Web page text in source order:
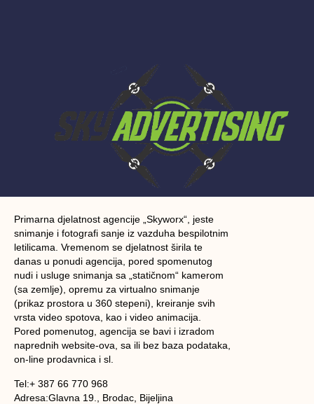
Primarna djelatnost agencije „Skyworx“, jeste
snimanje i fotografi sanje iz vazduha bespilotnim
letilicama. Vremenom se djelatnost širila te
danas u ponudi agencija, pored spomenutog
nudi i usluge snimanja sa „statičnom“ kamerom
(sa zemlje), opremu za virtualno snimanje
(prikaz prostora u 360 stepeni), kreiranje svih
vrsta video spotova, kao i video animacija.
Pored pomenutog, agencija se bavi i izradom
naprednih website-ova, sa ili bez baza podataka,
on-line prodavnica i sl.
Tel:+ 387 66 770 968
Adresa:Glavna 19., Brodac, Bijeljina